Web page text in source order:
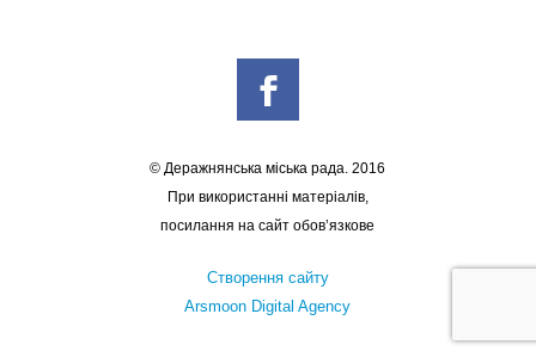
© Деражнянська міська рада. 2016
При використанні матеріалів,
посилання на сайт обов’язкове
Створення сайту
Arsmoon Digital Agency